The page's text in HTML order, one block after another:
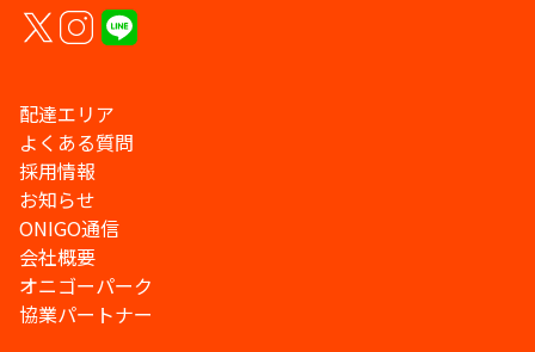
配達エリア
よくある質問
採用情報
お知らせ
ONIGO通信
会社概要
オニゴーパーク
協業パートナー